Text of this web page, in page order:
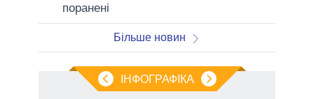
поранені
Більше новин
ІНФОГРАФІКА